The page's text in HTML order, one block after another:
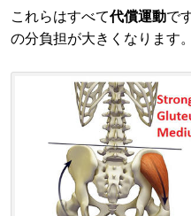
これらはすべて代償運動で
の分負担が大きくなります。